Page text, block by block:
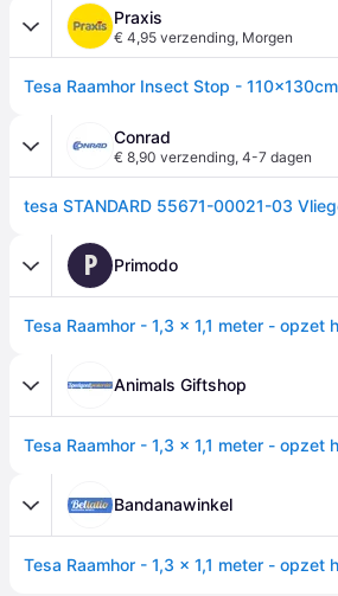
Praxis
€ 4,95 verzending, Morgen
Conrad
€ 8,90 verzending, 4-7 dagen
P Primodo
Animals Giftshop
Bandanawinkel